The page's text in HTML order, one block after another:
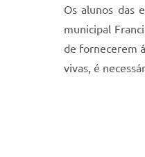
Os alunos das
municipal
de fornecerem
vivas, é